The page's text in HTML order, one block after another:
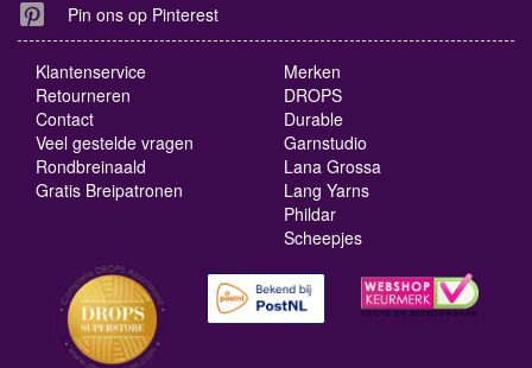
Pin ons op Pinterest
Klantenservice
Retourneren
Contact
Veel gestelde vragen
Rondbreinaald
Gratis Breipatronen
Merken
DROPS
Durable
Garnstudio
Lana Grossa
Lang Yarns
Phildar
Scheepjes